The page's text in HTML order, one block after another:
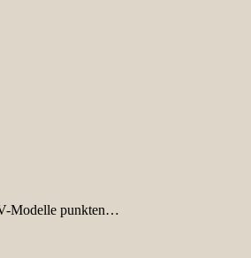
Modelle punkten…